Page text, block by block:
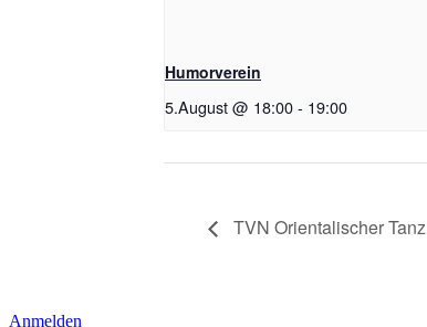
Humorverein
5.August @ 18:00- 19:00
TVN Orientalischer Tanz
Anmelden